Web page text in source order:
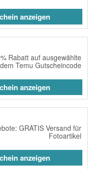
anzeigen
Rabatt auf ausgewählte
Temu Gutscheincode
anzeigen
GRATIS Versand für
Fotoartikel
anzeigen